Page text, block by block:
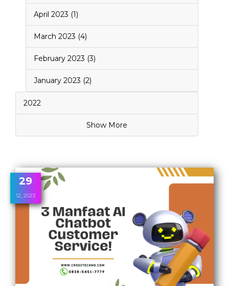
April 2023 (1)
March 2023 (4)
February 2023 (3)
January 2023 (2)
2022
Show More
29
12, 2023